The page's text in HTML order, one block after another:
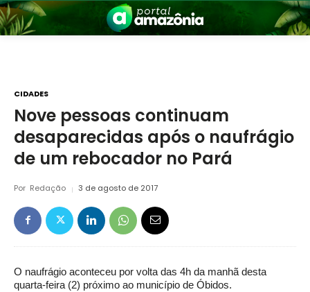
Amazônia
CIDADES
Nove pessoas continuam
desaparecidas após o naufrágio
de um rebocador no Pará
Por Redação 3 de agosto de 2017
O naufrágio aconteceu por volta das 4h da manhã desta
quarta-feira (2) próximo ao município de Óbidos.